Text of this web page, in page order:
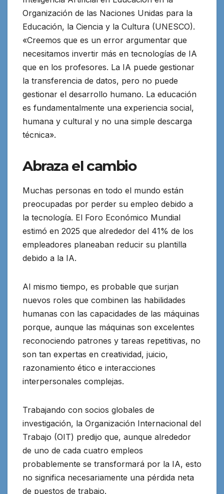
Organización de las Naciones Unidas para la
Educación, la Ciencia y la Cultura (UNESCO).
«Creemos que es un error argumentar que
necesitamos invertir más en tecnologías de IA
que en los profesores. La IA puede gestionar
la transferencia de datos, pero no puede
gestionar el desarrollo humano. La educación
es fundamentalmente una experiencia social,
humana y cultural y no una simple descarga
técnica».
Abraza el cambio
Muchas personas en todo el mundo están
preocupadas por perder su empleo debido a
la tecnología. El Foro Económico Mundial
estimó en 2025 que alrededor del 41% de los
empleadores planeaban reducir su plantilla
debido a la IA.
Al mismo tiempo, es probable que surjan
nuevos roles que combinen las habilidades
humanas con las capacidades de las máquinas
porque, aunque las máquinas son excelentes
reconociendo patrones y tareas repetitivas, no
son tan expertas en creatividad, juicio,
razonamiento ético e interacciones
interpersonales complejas.
Trabajando con socios globales de
investigación, la Organización Internacional del
Trabajo (OIT) predijo que, aunque alrededor
de uno de cada cuatro empleos
probablemente se transformará por la IA, esto
no significa necesariamente una pérdida neta
de puestos de trabajo.